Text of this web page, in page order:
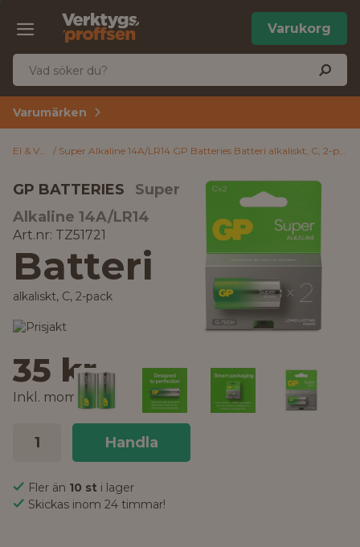
Varukorg
Varumärken
El & VVS Super Alkaline 14A/LR14 GP Batteries Batteri alkaliskt, C, 2-pack
GP BATTERIES
Super
Alkaline 14A/LR14
Art.nr: TZ51721
Batteri
alkaliskt, C, 2-pack
35 kr
Inkl. moms
Handla
Fler än 10 st i lager
Skickas inom 24 timmar!